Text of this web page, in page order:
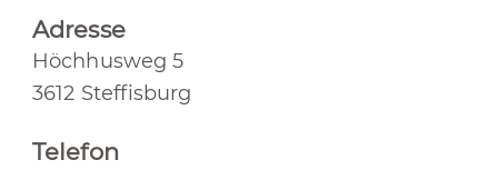
Adresse
Höchhusweg 5
3612 Steffisburg
Telefon